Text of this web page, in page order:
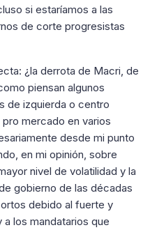
si estaríamos a las
de corte progresistas
¿la derrota de Macri, de
piensan algunos
de izquierda o centro
mercado en varios
desde mi punto
en mi opinión, sobre
nivel de volatilidad y la
gobierno de las décadas
debido al fuerte y
los mandatarios que